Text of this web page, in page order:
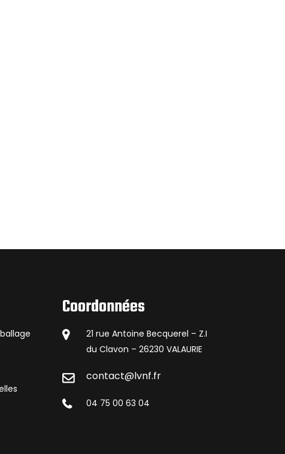
Coordonnées
21 rue Antoine Becquerel – Z.I
du Clavon – 26230 VALAURIE
contact@lvnf.fr
04 75 00 63 04